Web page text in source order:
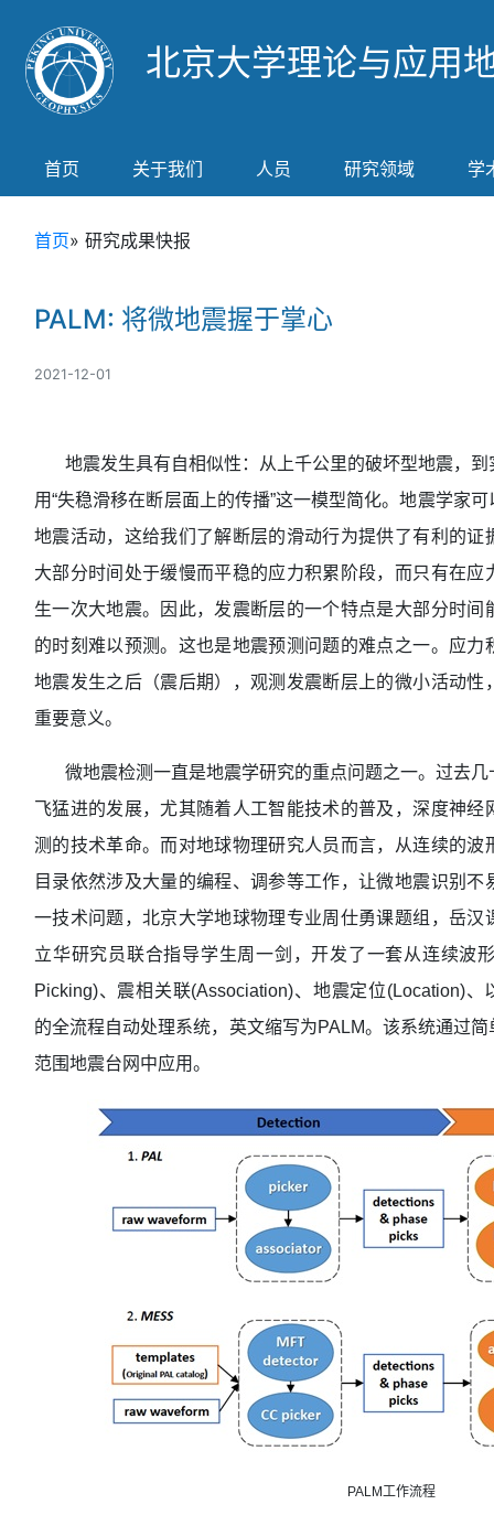
北京大学理论与应用
首页 关于我们 人员 研究领域 学
首页» 研究成果快报
PALM: 将微地震握于掌心
2021-12-01
地震发生具有自相似性：从上千公里的破坏型地震，
用“失稳滑移在断层面上的传播”这一模型简化。地震学家
地震活动，这给我们了解断层的滑动行为提供了有利的证
大部分时间处于缓慢而平稳的应力积累阶段，而只有在应
生一次大地震。因此，发震断层的一个特点是大部分时间
的时刻难以预测。这也是地震预测问题的难点之一。应力
地震发生之后（震后期），观测发震断层上的微小活动性
重要意义。
微地震检测一直是地震学研究的重点问题之一。过去
飞猛进的发展，尤其随着人工智能技术的普及，深度神经
测的技术革命。而对地球物理研究人员而言，从连续的波
目录依然涉及大量的编程、调参等工作，让微地震识别
一技术问题，北京大学地球物理专业周仕勇课题组，岳汉
立华研究员联合指导学生周一剑，开发了一套从连续波
Picking)、震相关联(Association)、地震定位(Location)、
的全流程自动处理系统，英文缩写为PALM。该系统通过
范围地震台网中应用。
PALM工作流程